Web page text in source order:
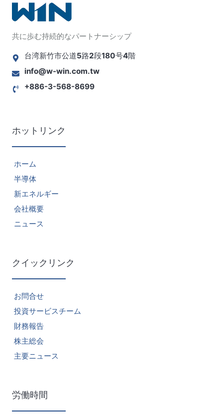
共に歩む持続的なパートナーシップ
台湾新竹市公道5路2段180号4階
info@w-win.com.tw
+886-3-568-8699
ホットリンク
ホーム
半導体
新エネルギー
会社概要
ニュース
クイックリンク
お問合せ
投資サービスチーム
財務報告
株主総会
主要ニュース
労働時間